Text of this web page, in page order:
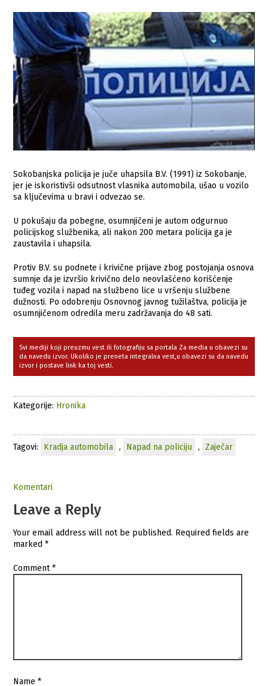
Sokobanjska policija je juče uhapsila B.V. (1991) iz Sokobanje,
jer je iskoristivši odsutnost vlasnika automobila, ušao u vozilo
sa ključevima u bravi i odvezao se.
U pokušaju da pobegne, osumnjičeni je autom odgurnuo
policijskog službenika, ali nakon 200 metara policija ga je
zaustavila i uhapsila.
Protiv B.V. su podnete i krivične prijave zbog postojanja osnova
sumnje da je izvršio krivično delo neovlašćeno korišćenje
tuđeg vozila i napad na službeno lice u vršenju službene
dužnosti. Po odobrenju Osnovnog javnog tužilaštva, policija je
osumnjičenom odredila meru zadržavanja do 48 sati.
Svi mediji koji preuzmu vest ili fotografiju sa portala Za media u obavezi su
da navedu izvor. Ukoliko je preneta integralna vest,u obavezi su da navedu
izvor i postave link ka toj vesti.
Kategorije: Hronika
Tagovi: Kradja automobila , Napad na policiju , Zaječar
Komentari
Leave a Reply
Your email address will not be published. Required fields are
marked*
Comment*
Name*